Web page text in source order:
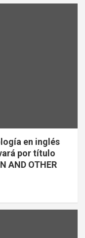
en inglés
por título
AND OTHER